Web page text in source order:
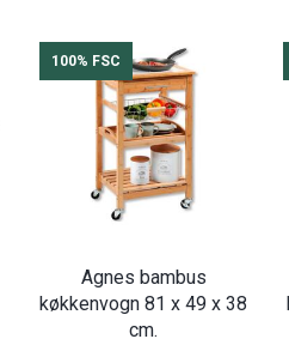
100% FSC
Agnes bambus
køkkenvogn 81 x 49 x 38
cm.